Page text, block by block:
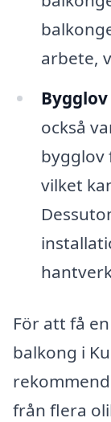
arbete,
också
bygglov
vilket
För att få
balkong i
från flera